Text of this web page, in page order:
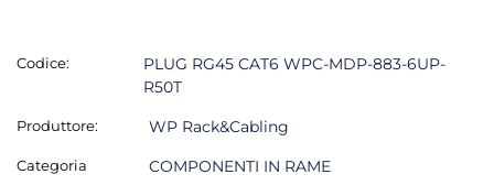
Codice:
PLUG RG45 CAT6 WPC-MDP-883-6UP-
R50T
Produttore: WP Rack&Cabling
Categoria COMPONENTI IN RAME